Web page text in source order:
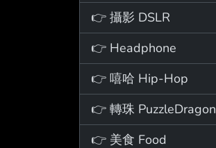
👉 攝影 DSLR
👉 Headphone
👉 嘻哈 Hip-Hop
👉 轉珠 PuzzleDragon
👉 美食 Food